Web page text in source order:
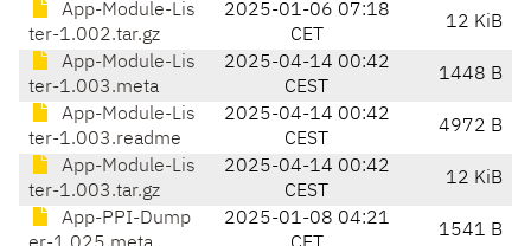
App-Module-Lis
ter-1.002.tar.gz
2025-01-06 07:18
CET
12 KiB
App-Module-Lis
ter-1.003.meta
2025-04-14 00:42
CEST
1448 B
App-Module-Lis
ter-1.003.readme
2025-04-14 00:42
CEST
4972 B
App-Module-Lis
ter-1.003.tar.gz
2025-04-14 00:42
CEST
12 KiB
App-PPI-Dump
2025-01-08 04:21
1541 B